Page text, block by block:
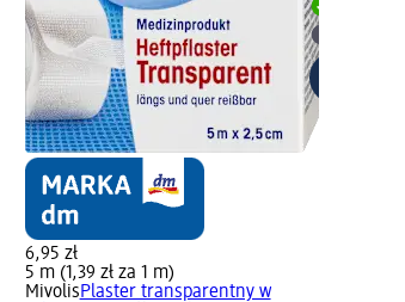
6,95 zł
5 m (1,39 zł za 1 m)
MivolisPlaster transparentny w